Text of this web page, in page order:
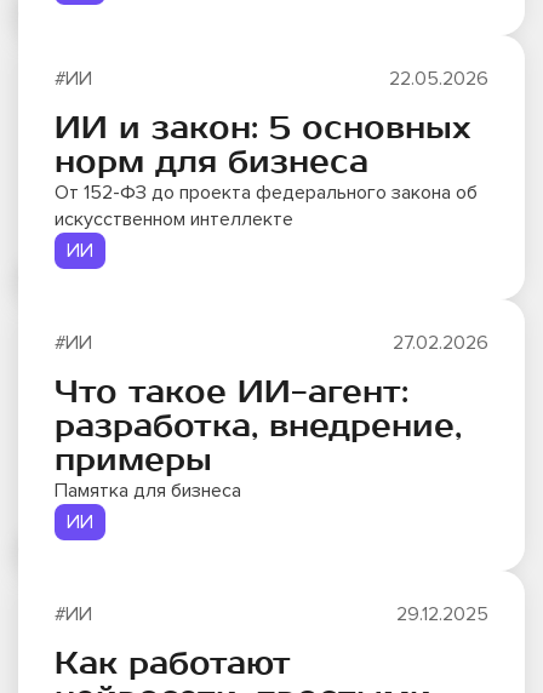
#ИИ 22.05.2026
ИИ и закон: 5 основных
норм для бизнеса
От 152-ФЗ до проекта федерального закона об
искусственном интеллекте
ИИ
#ИИ 27.02.2026
Что такое ИИ-агент:
разработка, внедрение,
примеры
Памятка для бизнеса
ИИ
#ИИ 29.12.2025
Как работают